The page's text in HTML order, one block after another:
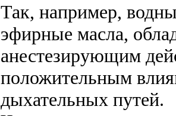
Так, например,
эфирные масла,
анестезирующим
положительным
дыхательных путей.